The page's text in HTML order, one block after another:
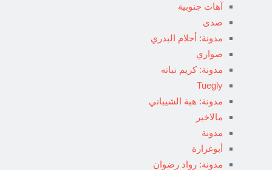
آهات جنوبية
صدى
مدونة: أحلام البدري
صواري
مدونة: كريم نباته
Tuegly
مدونة: هبة الشيباني
مالاخير
مدونة
أبوغرارة
مدونة: رواد رضوان